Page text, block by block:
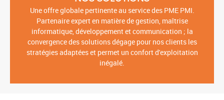
NOS SOLUTIONS
Une offre globale pertinente au service des PME PMI.
Partenaire expert en matière de gestion, maîtrise
informatique, développement et communication ; la
convergence des solutions dégage pour nos clients les
stratégies adaptées et permet un confort d'exploitation